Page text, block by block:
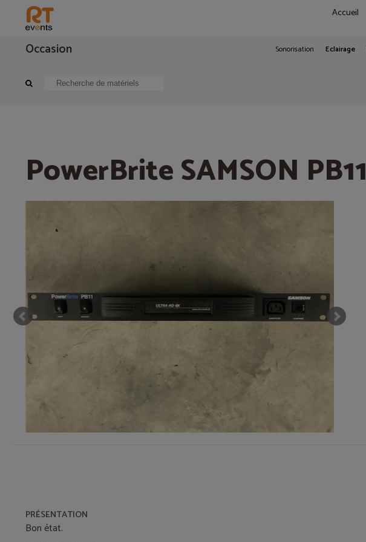
Accueil
Occasion Sonorisation Eclairage
Eclairage Bloc de puissance
PowerBrite SAMSON PB11
PRÉSENTATION
Bon état.